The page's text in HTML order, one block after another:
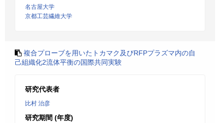
名古屋大学
京都工芸繊維大学
複合プローブを用いたトカマク及びRFPプラズマ内の自
己組織化2流体平衡の国際共同実験
研究代表者
比村 治彦
研究期間 (年度)